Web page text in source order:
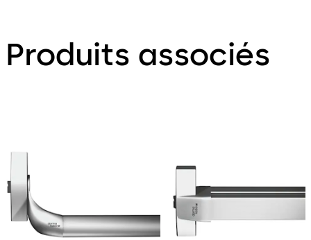
Produits associés